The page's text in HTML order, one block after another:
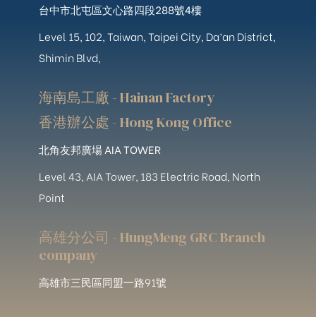
台中市北屯區文心路四段288號4樓
Level 15, 102, Taiwan, Taipei City, Da’an District,
Shimin Blvd,
海南島工廠 - Hainan Factory
香港辦公處 - Hong Kong Office
北角友邦廣場 AIA TOWER
Level 43, AIA Tower, 183 Electric Road, North
Point
高雄分公司 - HungMeng GRC Branch
company
高雄市三民區同盟一路91號